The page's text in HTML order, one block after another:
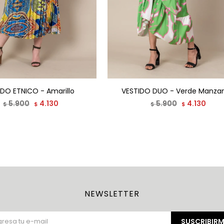
ETNICO - Amarillo
$5.900 $ 4.130
VESTIDO DUO - Verde
$5.900 $ 4.130
NEWSLETTER